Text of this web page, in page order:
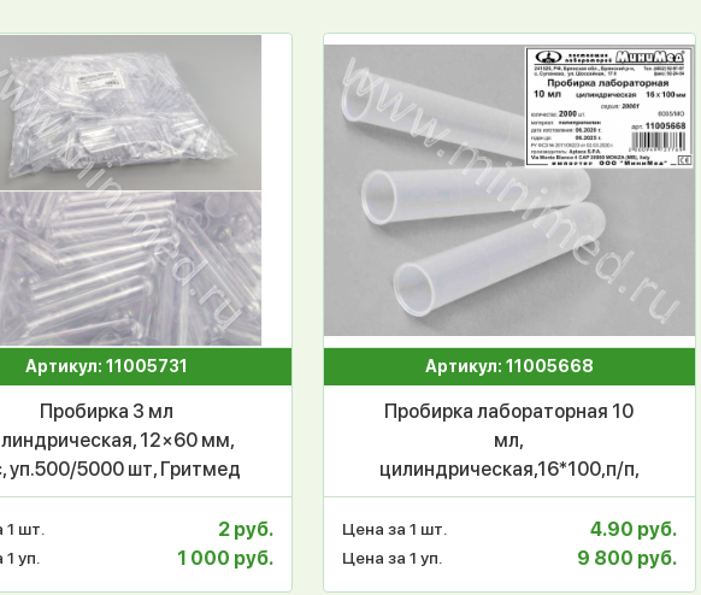
Артикул: 11005731
Пробирка 3 мл
12×60 мм,
уп.500/5000 шт, Гритмед
1 шт. 2 руб.
1 уп. 1 000 руб.
Артикул: 11005668
Пробирка лабораторная 10
мл,
цилиндрическая,16*100,п/п,
уп.2000 шт, Aptaca
Цена за 1 шт. 4.90 руб.
Цена за 1 уп. 9 800 руб.